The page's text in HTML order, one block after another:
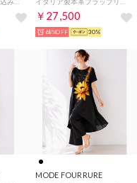
￥27,500
68%OFF 30%
MODE FOURRURE